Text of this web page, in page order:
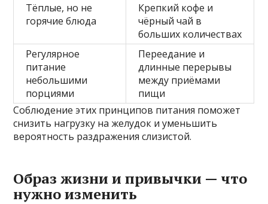
Тёплые, но не
горячие блюда
Крепкий кофе и
чёрный чай в
больших количествах
Регулярное
питание
небольшими
порциями
Переедание и
длинные перерывы
между приёмами
пищи
Соблюдение этих принципов питания поможет
снизить нагрузку на желудок и уменьшить
вероятность раздражения слизистой.
Образ жизни и привычки — что
нужно изменить